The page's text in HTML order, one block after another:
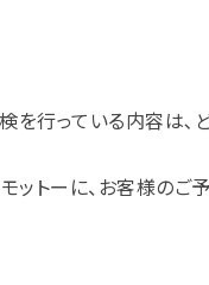
を行っている内容は､
ットーに、お客様のご